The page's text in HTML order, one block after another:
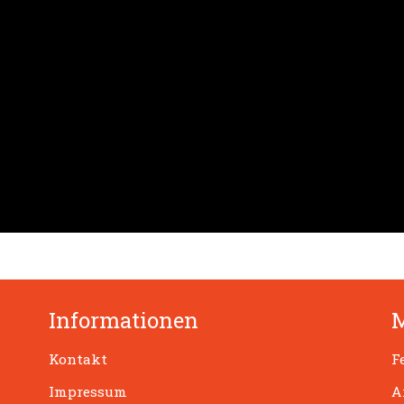
Informationen
Kontakt
Impressum